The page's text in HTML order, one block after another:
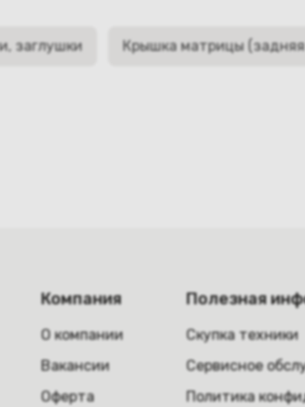
заглушки Крышка матрицы
Компания
О компании
Вакансии
Оферта
Полезная
Скупка техники
Сервисное
Политика